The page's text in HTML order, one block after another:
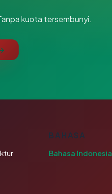
kuota tersembunyi.
BAHASA
Bahasa Indonesia